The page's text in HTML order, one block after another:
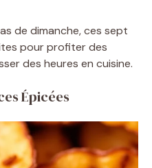
de dimanche, ces sept
pour profiter des
des heures en cuisine.
Épicées